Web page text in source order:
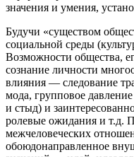
значения и умения,
Будучи «существом
социальной среды
Возможности общества,
сознание личности
влияния — следование
мода, групповое
и стыд) и
ролевые ожидания и т.д.
межчеловеческих
обоюдонаправленное